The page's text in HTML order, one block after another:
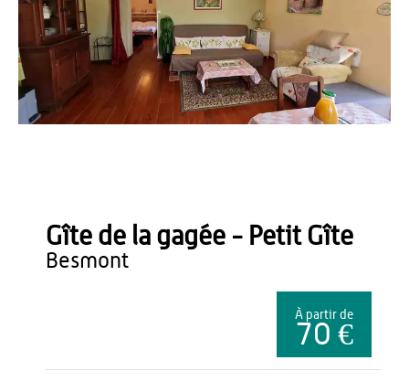
Gîte de la gagée - Petit Gîte
besmont
À partir de
70 €